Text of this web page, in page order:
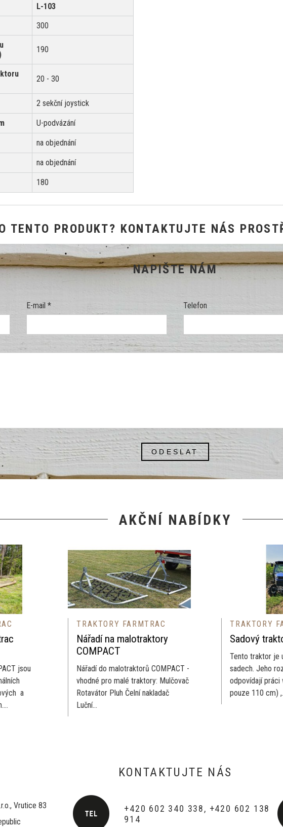
L-103
300
190
20 - 30
2 sekční joystick
U-podvázání
na objednání
na objednání
180
TENTO PRODUKT? KONTAKTUJTE NÁS
NAPIŠTE NÁM
E-mail * Telefon
ODESLAT
AKČNÍ NABÍDKY
TRAKTORY FARMTRAC
Nářadí na malotraktory
COMPACT
Nářadí do malotraktorů COMPACT -
vhodné pro malé traktory: Mulčovač
Rotavátor Pluh Čelní nakladač
TRAKTORY
Sadový traktor
Tento traktor je určený k
sadech. Jeho rozměry
odpovídají práci v
pouze 110 cm) ,...
KONTAKTUJTE NÁS
Vrutice 83
+420 602 340 338, +420 602 138
914